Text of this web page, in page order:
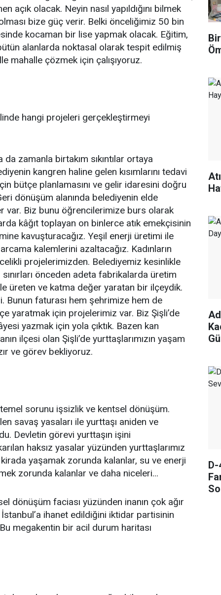
açık olacak. Neyin nasıl yapıldığını bilmek
bize güç verir. Belki önceliğimiz 50 bin
kocaman bir lise yapmak olacak. Eğitim,
alanlarda noktasal olarak tespit edilmiş
mahalle çözmek için çalışıyoruz.
hangi projeleri gerçekleştirmeyi
zamanla birtakım sıkıntılar ortaya
kangren haline gelen kısımlarını tedavi
bütçe planlamasını ve gelir idaresini doğru
dönüşüm alanında belediyenin elde
var. Biz bunu öğrencilerimize burs olarak
kâğıt toplayan on binlerce atık emekçisinin
kavuşturacağız. Yeşil enerji üretimi ile
kalemlerini azaltacağız. Kadınların
projelerimizden. Belediyemiz kesinlikle
önceden adeta fabrikalarda üretim
üreten ve katma değer yaratan bir ilçeydik.
Bunun faturası hem şehrimize hem de
yaratmak için projelerimiz var. Biz Şişli’de
yazmak için yola çıktık. Bazen kan
ilçesi olan Şişli’de yurttaşlarımızın yaşam
ve görev bekliyoruz.
sorunu işsizlik ve kentsel dönüşüm.
savaş yasaları ile yurttaşı aniden ve
Devletin görevi yurttaşın işini
haksız yasalar yüzünden yurttaşlarımız
yaşamak zorunda kalanlar, su ve enerji
zorunda kalanlar ve daha niceleri...
dönüşüm faciası yüzünden inanın çok ağır
ihanet edildiğini iktidar partisinin
megakentin bir acil durum haritası